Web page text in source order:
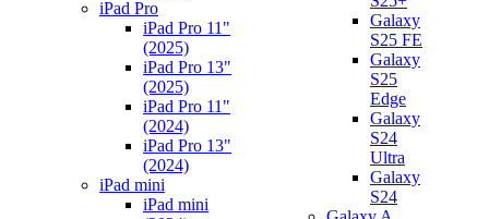
iPad Pro
iPad Pro 11"
(2025)
iPad Pro 13"
(2025)
iPad Pro 11"
(2024)
iPad Pro 13"
(2024)
iPad mini
iPad mini
Galaxy
S25 FE
Galaxy
S25
Edge
Galaxy
S24
Ultra
Galaxy
S24